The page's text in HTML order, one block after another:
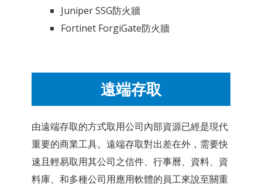
Juniper SSG防火牆
Fortinet ForgiGate防火牆
遠端存取
由遠端存取的方式取用公司內部資源已經是現代
重要的商業工具。遠端存取對出差在外，需要快
速且輕易取用其公司之信件、行事曆、資料、資
料庫、和多種公司用應用軟體的員工來說至關重